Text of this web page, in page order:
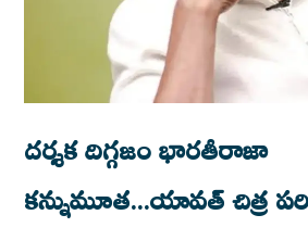
దర్శక దిగ్గజం భారతీరాజా
కన్నుమూత...యావత్ చిత్ర